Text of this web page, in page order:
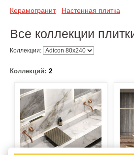
Керамогранит Настенная плитка
Все коллекции
Коллекции:
Коллекций: 2